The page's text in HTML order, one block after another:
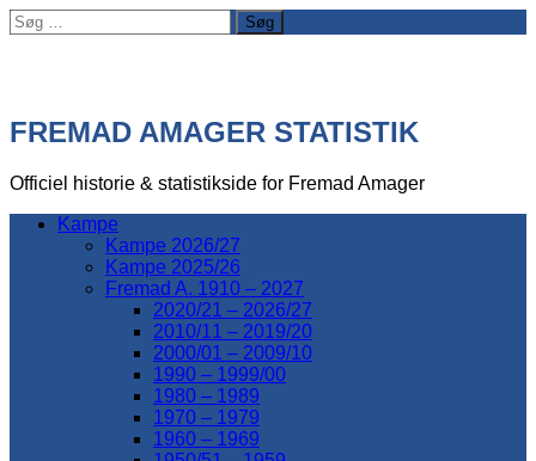
Søg
efter:
FREMAD AMAGER STATISTIK
Officiel historie & statistikside for Fremad Amager
Kampe
Kampe 2026/27
Kampe 2025/26
Fremad A. 1910 – 2027
2020/21 – 2026/27
2010/11 – 2019/20
2000/01 – 2009/10
1990 – 1999/00
1980 – 1989
1970 – 1979
1960 – 1969